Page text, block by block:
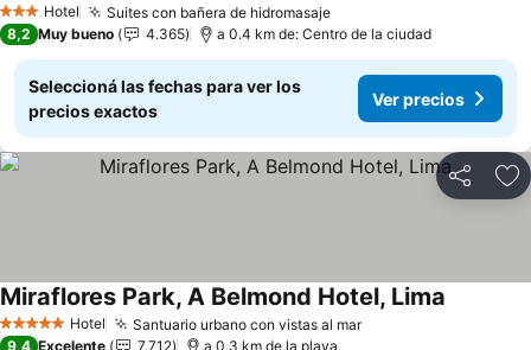
3 Estrellas
Hotel Suites con bañera de hidromasaje
8,2 Muy bueno 4.365 a 0.4 km de: Centro de la ciudad
Seleccioná las fechas para ver los
precios exactos
Ver precios
Compartir
5 Estrellas Hotel Santuario urbano con vistas al mar
Miraflores Park, A Belmond Hotel, Lima
9,4 Excelente 7.712 a 0.3 km de la playa